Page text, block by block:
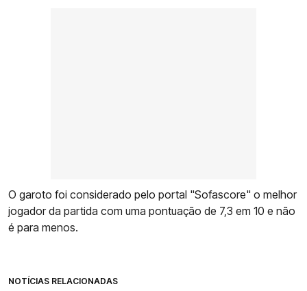
O garoto foi considerado pelo portal "Sofascore" o melhor
jogador da partida com uma pontuação de 7,3 em 10 e não
é para menos.
NOTÍCIAS RELACIONADAS